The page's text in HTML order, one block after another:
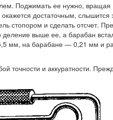
Поджимать ее нужно, вращая
достаточным, слышится
стопором и сделать отсчет.
выше ее, а барабан
мм, на барабане — 0,21 мм и
точности и аккуратности.